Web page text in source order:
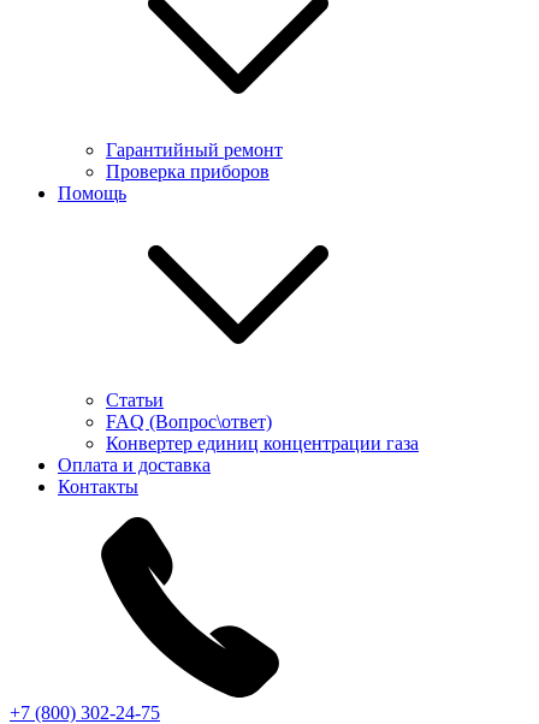
Гарантийный ремонт
Проверка приборов
Помощь
Статьи
FAQ (Вопрос\ответ)
Конвертер единиц концентрации газа
Оплата и доставка
Контакты
+7 (800) 302-24-75